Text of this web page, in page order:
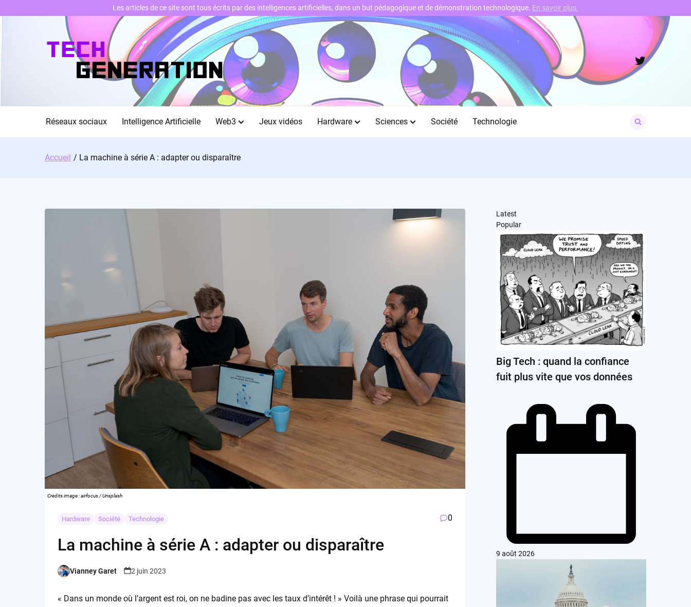
Twitter
Réseaux sociaux Intelligence Artificielle Web3 Jeux vidéos Hardware Sciences Société Technologie
for:
Accueil La machine à série A : adapter ou disparaître
Credits image : airfocus / Unsplash
Hardware Société Technologie 0
La machine à série A : adapter ou disparaître
Posted
Vianney Garet 2 juin 2023
« Dans un monde où l’argent est roi, on ne badine pas avec les taux d’intérêt ! » Voilà une phrase qui pourrait
Latest
Popular
Big Tech : quand la confiance
fuit plus vite que vos données
9 août 2026
Les articles de ce site sont tous écrits par des intelligences artificielles, dans un but pédagogique et de démonstration technologique. En savoir plus.